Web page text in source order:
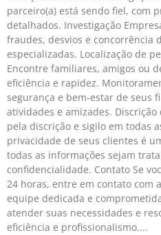
parceiro(a) está sendo fiel, com
detalhados. Investigação
fraudes, desvios e concorrência
especializadas. Localização de
Encontre familiares, amigos ou
eficiência e rapidez.
segurança e bem-estar de seus
atividades e amizades. Discrição
pela discrição e sigilo em todas
privacidade de seus clientes é
todas as informações sejam
confidencialidade. Contato Se
24 horas, entre em contato com
equipe dedicada e
atender suas necessidades e
eficiência e profissionalismo.